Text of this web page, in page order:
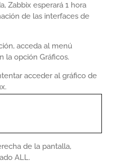
Zabbix esperará 1 hora
de las interfaces de
acceda al menú
la opción Gráficos.
acceder al gráfico de
de la pantalla,
ALL.